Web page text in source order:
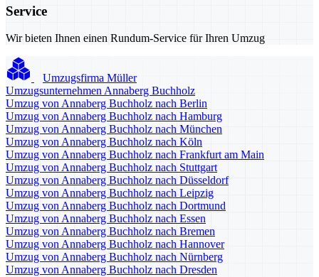
Service
Wir bieten Ihnen einen Rundum-Service für Ihren Umzug
Umzugsfirma Müller
Umzugsunternehmen Annaberg Buchholz
Umzug von Annaberg Buchholz nach Berlin
Umzug von Annaberg Buchholz nach Hamburg
Umzug von Annaberg Buchholz nach München
Umzug von Annaberg Buchholz nach Köln
Umzug von Annaberg Buchholz nach Frankfurt am Main
Umzug von Annaberg Buchholz nach Stuttgart
Umzug von Annaberg Buchholz nach Düsseldorf
Umzug von Annaberg Buchholz nach Leipzig
Umzug von Annaberg Buchholz nach Dortmund
Umzug von Annaberg Buchholz nach Essen
Umzug von Annaberg Buchholz nach Bremen
Umzug von Annaberg Buchholz nach Hannover
Umzug von Annaberg Buchholz nach Nürnberg
Umzug von Annaberg Buchholz nach Dresden